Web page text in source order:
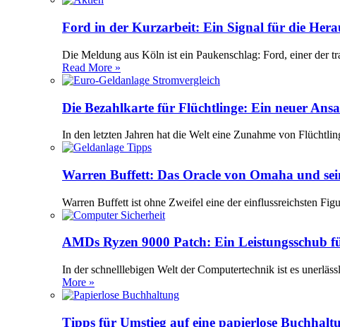
Ford in der Kurzarbeit: Ein Signal für die
Die Meldung aus Köln ist ein Paukenschlag: Ford, einer der
Read More »
Die Bezahlkarte für Flüchtlinge: Ein neuer
In den letzten Jahren hat die Welt eine Zunahme von
Warren Buffett: Das Oracle von Omaha und
Warren Buffett ist ohne Zweifel eine der einflussreichsten
AMDs Ryzen 9000 Patch: Ein Leistungsschub
In der schnelllebigen Welt der Computertechnik ist es
More »
Tipps für Umstieg auf eine papierlose